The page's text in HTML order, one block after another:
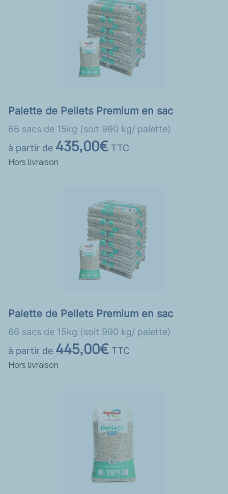
Palette de Pellets Premium en sac
66 sacs de 15kg (soit 990 kg/ palette)
à partir de 435,00€ TTC
Hors livraison
Palette de Pellets Premium en sac
66 sacs de 15kg (soit 990 kg/ palette)
à partir de 445,00€ TTC
Hors livraison